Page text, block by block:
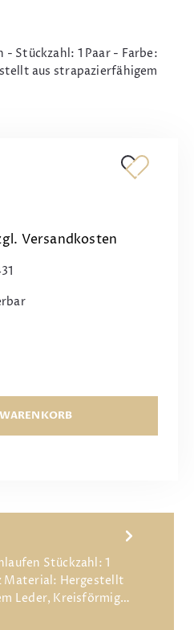
- Stückzahl: 1 Paar - Farbe:
aus strapazierfähigem
Versandkosten
Stückzahl: 1
Material: Hergestellt
Leder, Kreisförmig…